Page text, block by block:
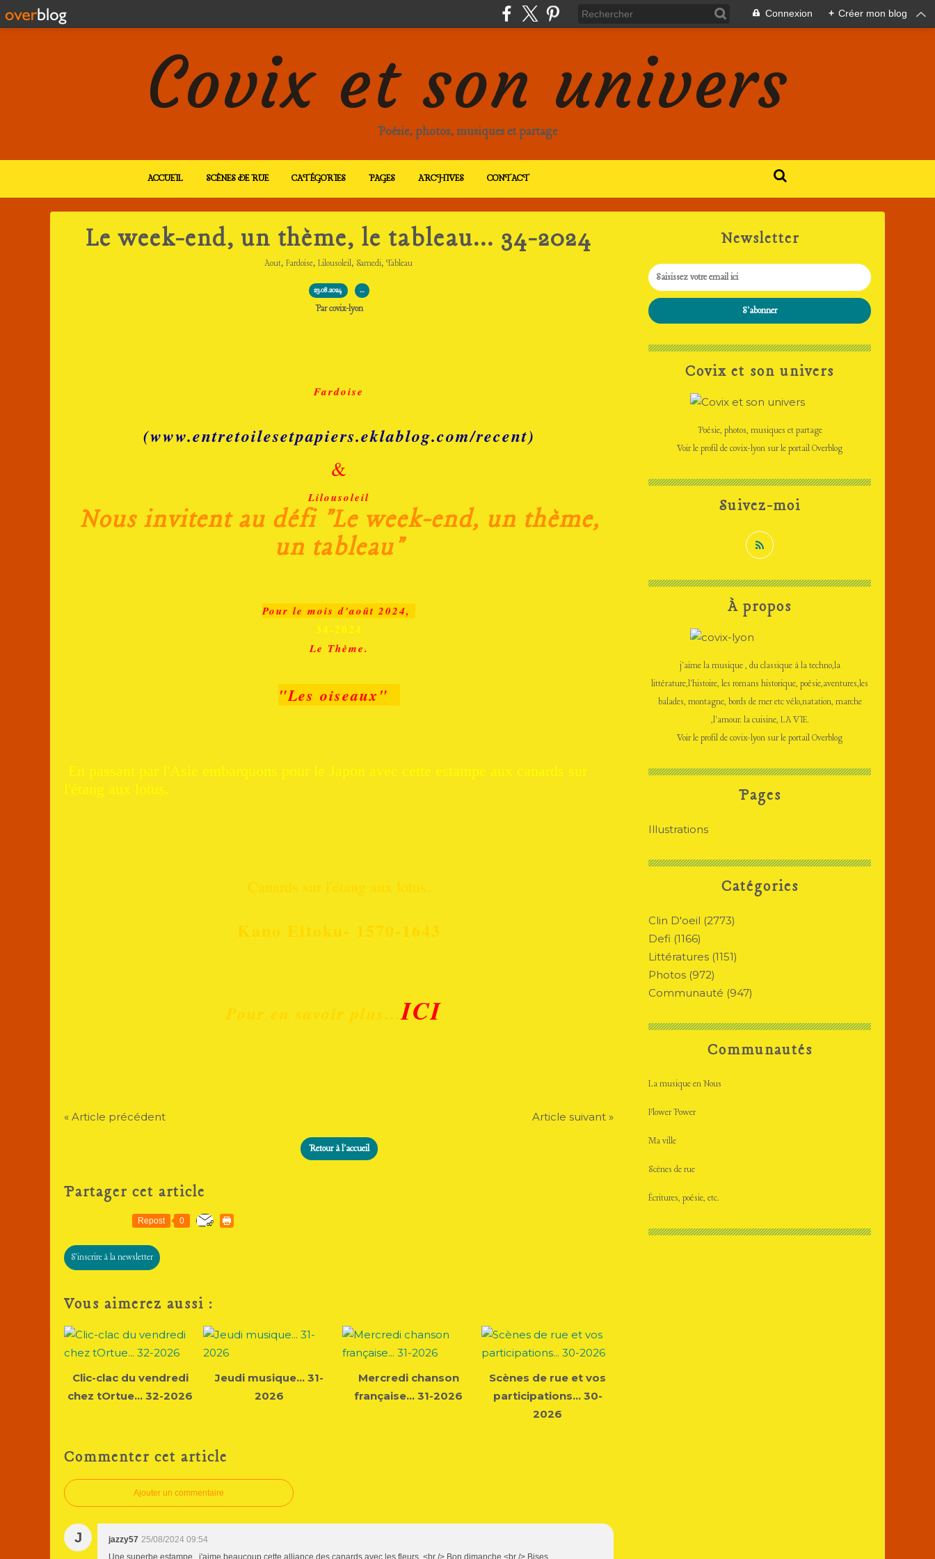
Connexion + Créer mon blog
Covix et son univers
Poésie, photos, musiques et partage
ACCUEIL SCÈNES DE RUE CATÉGORIES PAGES ARCHIVES CONTACT
Le week-end, un thème, le tableau... 34-2024
Aout, Fardoise, Lilousoleil, Samedi, Tableau
23.08.2024 …
Par covix-lyon
Fardoise
(www.entretoilesetpapiers.eklablog.com/recent)
&
Lilousoleil
Nous invitent au défi "Le week-end, un thème,
un tableau"
Pour le mois d'août 2024,
34-2024
Le Thème.
"Les oiseaux"
En passant par l'Asie embarquons pour le Japon avec cette estampe aux canards sur
l'étang aux lotus.
Canards sur l'étang aux lotus.
Kano Eitoku- 1570-1643
Pour en savoir plus...ICI
« Article précédent Article suivant »
Retour à l'accueil
Partager cet article
Repost 0
S'inscrire à la newsletter
Vous aimerez aussi :
Clic-clac du vendredi
chez tOrtue... 32-2026
Jeudi musique... 31-
2026
Mercredi chanson
française... 31-2026
Scènes de rue et vos
participations... 30-
2026
Commenter cet article
Ajouter un commentaire
J jazzy57 25/08/2024 09:54
Newsletter
Catégories
Clin D'oeil (2773)
Defi (1166)
Littératures (1151)
Photos (972)
Communauté (947)
Pages
Illustrations
Covix et son univers
Poésie, photos, musiques et partage
Voir le profil decovix-lyon sur le portail Overblog
Suivez-moi
À propos
j'aime la musique , du classique à la techno,la
littérature,l'histoire, les romans historique, poésie,aventures,les
balades, montagne, bords de mer etc vélo,natation, marche
,l'amour. la cuisine, LA VIE.
Voir le profil decovix-lyon sur le portail Overblog
Communautés
La musique en Nous
Flower Power
Ma ville
Scènes de rue
Écritures, poésie, etc.